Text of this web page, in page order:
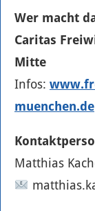
Wer macht
Caritas
Mitte
Infos:
muenchen.de
Matthias